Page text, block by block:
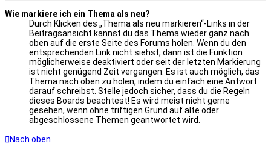
Wie markiere ich ein Thema als neu?
Durch Klicken des „Thema als neu markieren“-Links in der
Beitragsansicht kannst du das Thema wieder ganz nach
oben auf die erste Seite des Forums holen. Wenn du den
entsprechenden Link nicht siehst, dann ist die Funktion
möglicherweise deaktiviert oder seit der letzten Markierung
ist nicht genügend Zeit vergangen. Es ist auch möglich, das
Thema nach oben zu holen, indem du einfach eine Antwort
darauf schreibst. Stelle jedoch sicher, dass du die Regeln
dieses Boards beachtest! Es wird meist nicht gerne
gesehen, wenn ohne triftigen Grund auf alte oder
abgeschlossene Themen geantwortet wird.
Nach oben